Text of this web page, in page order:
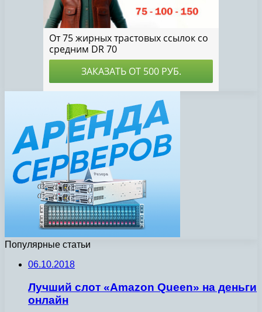
Популярные статьи
06.10.2018
Лучший слот «Amazon Queen» на деньги
онлайн